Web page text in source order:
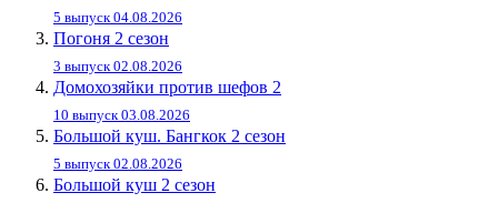
5 выпуск 04.08.2026
Погоня 2 сезон
3 выпуск 02.08.2026
Домохозяйки против шефов 2
10 выпуск 03.08.2026
Большой куш. Бангкок 2 сезон
5 выпуск 02.08.2026
Большой куш 2 сезон